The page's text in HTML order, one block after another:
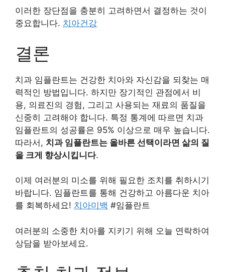
이러한 장단점을 충분히 고려하면서 결정하는 것이
중요합니다. 치아건강
결론
치과 임플란트는 건강한 치아와 자신감을 되찾는 매
력적인 방법입니다. 하지만 장기적인 관점에서 비
용, 의료진의 경험, 그리고 사용되는 재료의 품질을
신중히 고려해야 합니다. 특정 통계에 따르면 치과
임플란트의 성공률은 95% 이상으로 매우 높습니다.
따라서, 치과 임플란트는 올바른 선택이라면 삶의 질
을 크게 향상시킵니다.
이제 여러분의 미소를 위해 필요한 조치를 취하시기
바랍니다. 임플란트를 통해 건강하고 아름다운 치아
를 회복하세요! 치아미백 #임플란트
여러분의 소중한 치아를 지키기 위해 오늘 연락하여
상담을 받아보세요.